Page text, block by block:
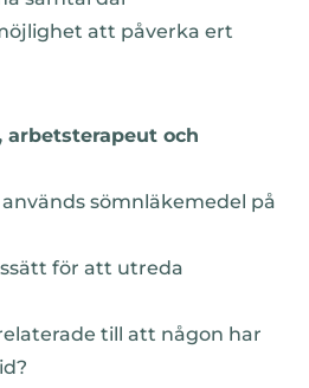
att påverka ert
arbetsterapeut och
sömnläkemedel på
för att utreda
till att någon har